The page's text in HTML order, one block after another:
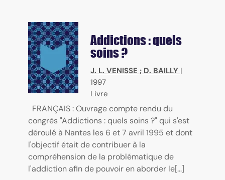
Addictions : quels
soins ?
J. L. VENISSE ; D. BAILLY |
1997
Livre
FRANÇAIS : Ouvrage compte rendu du
congrès "Addictions : quels soins ?" qui s'est
déroulé à Nantes les 6 et 7 avril 1995 et dont
l'objectif était de contribuer à la
compréhension de la problématique de
l'addiction afin de pouvoir en aborder le[...]